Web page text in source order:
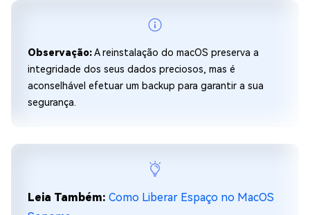
Observação:A reinstalação do macOS preserva a
integridade dos seus dados preciosos, mas é
aconselhável efetuar um backup para garantir a sua
segurança.
Leia Também: Como Liberar Espaço no MacOS